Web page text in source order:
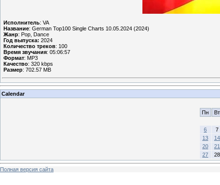
Исполнитель: VA
Название: German Top100 Single Charts 10.05.2024 (2024)
Жанр: Pop, Dance
Год выпуска: 2024
Количество треков: 100
Время звучания: 05:06:57
Формат: MP3
Качество: 320 kbps
Размер: 702.57 MB
Calendar
Пн Вт
6
7
13
14
20
21
27
28
Полная версия сайта